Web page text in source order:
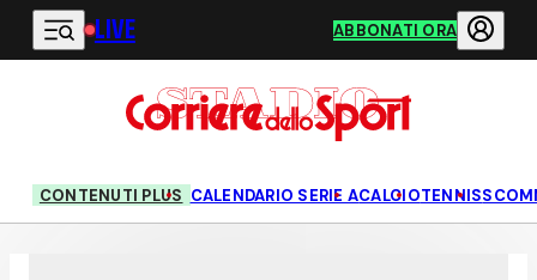
Vai al contenuto principale
LIVE ABBONATI ORA
CONTENUTI PLUS CALENDARIO SERIE ACALCIOTENNIS